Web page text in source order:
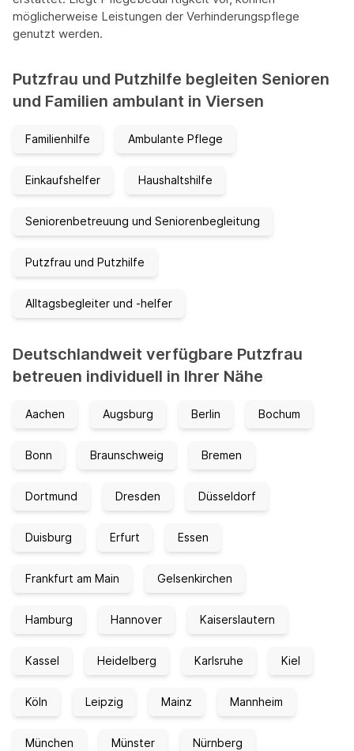
möglicherweise Leistungen der Verhinderungspflege
genutzt werden.
Putzfrau und Putzhilfe begleiten Senioren
und Familien ambulant in Viersen
Familienhilfe Ambulante Pflege
Einkaufshelfer Haushaltshilfe
Seniorenbetreuung und Seniorenbegleitung
Putzfrau und Putzhilfe
Alltagsbegleiter und -helfer
Deutschlandweit verfügbare Putzfrau
betreuen individuell in Ihrer Nähe
Aachen Augsburg Berlin Bochum
Bonn Braunschweig Bremen
Dortmund Dresden Düsseldorf
Duisburg Erfurt Essen
Frankfurt am Main Gelsenkirchen
Hamburg Hannover Kaiserslautern
Kassel Heidelberg Karlsruhe Kiel
Köln Leipzig Mainz Mannheim
München Münster Nürnberg